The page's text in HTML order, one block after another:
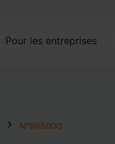
Pour les entreprises
N°965000